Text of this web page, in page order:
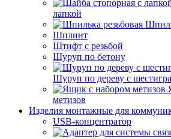
лапкой
Шплинт
Штифт с резьбой
Шуруп по бетону
Шуруп по дереву с
метизов
Изделия монтажные для
USB-концентратор